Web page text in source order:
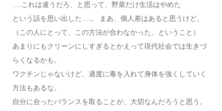
….これは違うだろ、と思って、野菜だけ生活はやめた
という話を思い出した….。 まあ、個人差はあると思うけど。
（この人にとって、この方法が合わなかった、ということ）
あまりにもクリーンにしすぎるとかえって現代社会では生きづ
らくなるかも。
ワクチンじゃないけど、適度に毒を入れて身体を強くしていく
方法もあるな。
自分に合ったバランスを取ることが、大切なんだろうと思う。